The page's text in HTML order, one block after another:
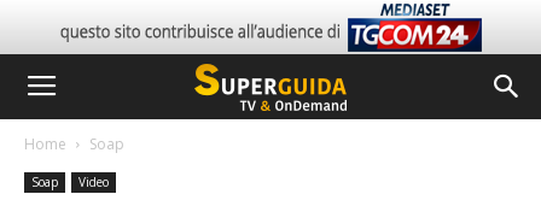
Home Soap
Soap Video